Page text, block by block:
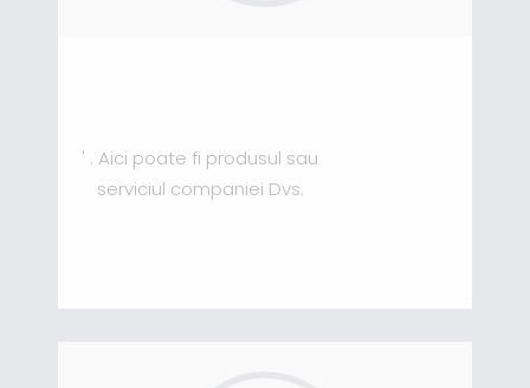
' . Aici poate fi produsul sau
serviciul companiei Dvs.